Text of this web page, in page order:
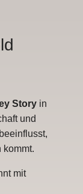
Story in
und
kommt.
mit